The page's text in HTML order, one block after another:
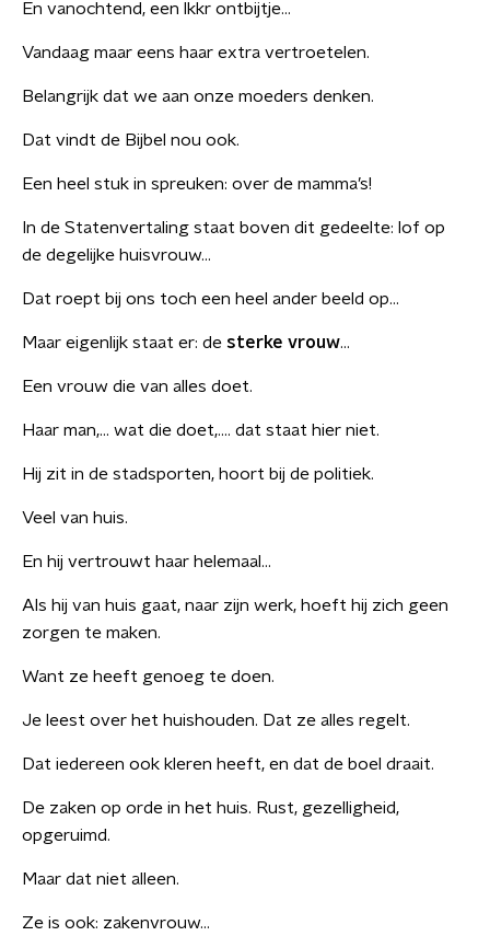
En vanochtend, een lkkr ontbijtje…
Vandaag maar eens haar extra vertroetelen.
Belangrijk dat we aan onze moeders denken.
Dat vindt de Bijbel nou ook.
Een heel stuk in spreuken: over de mamma’s!
In de Statenvertaling staat boven dit gedeelte: lof op
de degelijke huisvrouw…
Dat roept bij ons toch een heel ander beeld op…
Maar eigenlijk staat er: de sterke vrouw…
Een vrouw die van alles doet.
Haar man,… wat die doet,…. dat staat hier niet.
Hij zit in de stadsporten, hoort bij de politiek.
Veel van huis.
En hij vertrouwt haar helemaal…
Als hij van huis gaat, naar zijn werk, hoeft hij zich geen
zorgen te maken.
Want ze heeft genoeg te doen.
Je leest over het huishouden. Dat ze alles regelt.
Dat iedereen ook kleren heeft, en dat de boel draait.
De zaken op orde in het huis. Rust, gezelligheid,
opgeruimd.
Maar dat niet alleen.
Ze is ook: zakenvrouw…